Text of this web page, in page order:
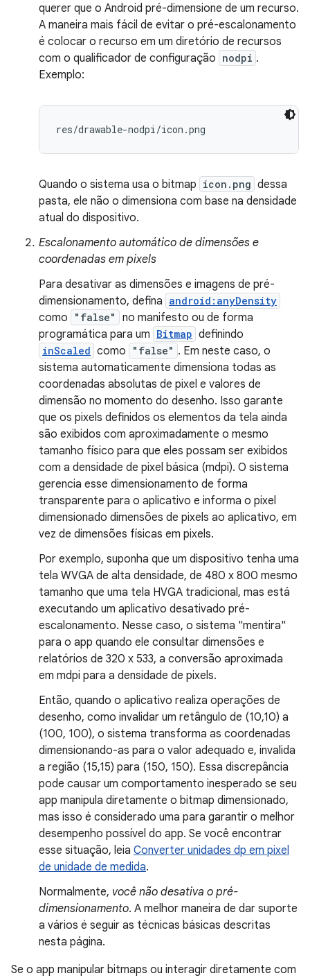
querer que o Android pré-dimensione de um recurso.
A maneira mais fácil de evitar o pré-escalonamento
é colocar o recurso em um diretório de recursos
com o qualificador de configuração nodpi .
Exemplo:
res/drawable-nodpi/icon.png
Quando o sistema usa o bitmap icon.png dessa
pasta, ele não o dimensiona com base na densidade
atual do dispositivo.
Escalonamento automático de dimensões e
coordenadas em pixels
Para desativar as dimensões e imagens de pré-
dimensionamento, defina android:anyDensity
como "false"
no manifesto ou de forma
programática para um Bitmap definindo
inScaled como "false" . Em neste caso, o
sistema automaticamente dimensiona todas as
coordenadas absolutas de pixel e valores de
dimensão no momento do desenho. Isso garante
que os pixels definidos os elementos da tela ainda
são exibidos com aproximadamente o mesmo
tamanho físico para que eles possam ser exibidos
com a densidade de pixel básica (mdpi). O sistema
gerencia esse dimensionamento de forma
transparente para o aplicativo e informa o pixel
dimensionado dimensões de pixels ao aplicativo, em
vez de dimensões físicas em pixels.
Por exemplo, suponha que um dispositivo tenha uma
tela WVGA de alta densidade, de 480 x 800 mesmo
tamanho que uma tela HVGA tradicional, mas está
executando um aplicativo desativado pré-
escalonamento. Nesse caso, o sistema "mentira"
para o app quando ele consultar dimensões e
relatórios de 320 x 533, a conversão aproximada
em mdpi para a densidade de pixels.
Então, quando o aplicativo realiza operações de
desenho, como invalidar um retângulo de (10,10) a
(100, 100), o sistema transforma as coordenadas
dimensionando-as para o valor adequado e, invalida
a região (15,15) para (150, 150). Essa discrepância
pode causar um comportamento inesperado se seu
app manipula diretamente o bitmap dimensionado,
mas isso é considerado uma para garantir o melhor
desempenho possível do app. Se você encontrar
esse situação, leia Converter unidades dp em pixel
de unidade de medida.
Normalmente, você não desativa o pré-
dimensionamento. A melhor maneira de dar suporte
a vários é seguir as técnicas básicas descritas
nesta página.
Se o app manipular bitmaps ou interagir diretamente com